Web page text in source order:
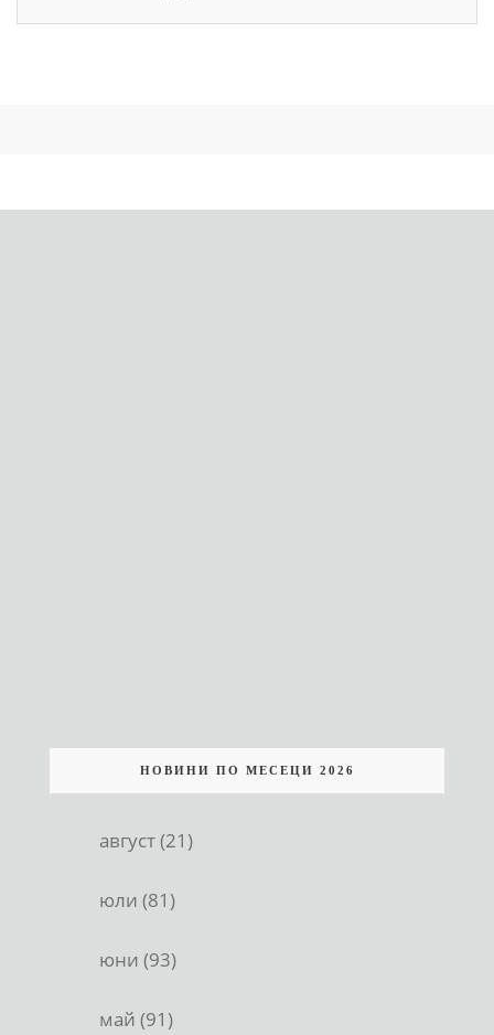
НОВИНИ ПО МЕСЕЦИ 2026
август (21)
юли (81)
юни (93)
май (91)